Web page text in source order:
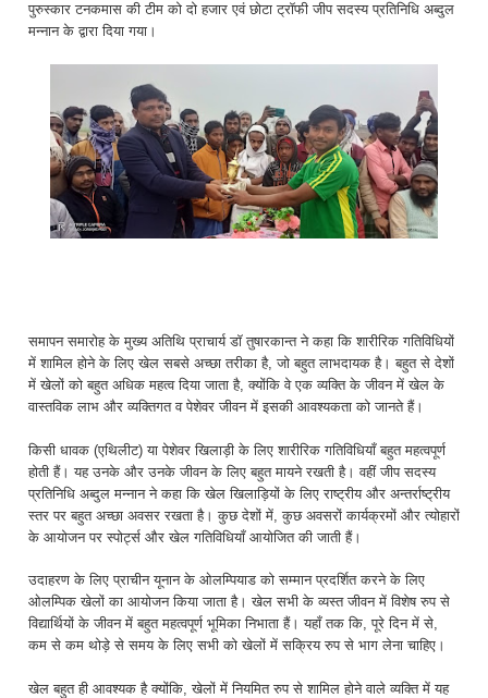
पुरुस्कार टनकमास की टीम को दो हजार एवं छोटा ट्रॉफी जीप सदस्य प्रतिनिधि अब्दुल
मन्नान के द्वारा दिया गया।
समापन समारोह के मुख्य अतिथि प्राचार्य डॉ तुषारकान्त ने कहा कि शारीरिक गतिविधियों
में शामिल होने के लिए खेल सबसे अच्छा तरीका है, जो बहुत लाभदायक है। बहुत से देशों
में खेलों को बहुत अधिक महत्व दिया जाता है, क्योंकि वे एक व्यक्ति के जीवन में खेल के
वास्तविक लाभ और व्यक्तिगत व पेशेवर जीवन में इसकी आवश्यकता को जानते हैं।
किसी धावक (एथिलीट) या पेशेवर खिलाड़ी के लिए शारीरिक गतिविधियाँ बहुत महत्वपूर्ण
होती हैं। यह उनके और उनके जीवन के लिए बहुत मायने रखती है। वहीं जीप सदस्य
प्रतिनिधि अब्दुल मन्नान ने कहा कि खेल खिलाड़ियों के लिए राष्ट्रीय और अन्तर्राष्ट्रीय
स्तर पर बहुत अच्छा अवसर रखता है। कुछ देशों में, कुछ अवसरों कार्यक्रमों और त्योहारों
के आयोजन पर स्पोर्ट्स और खेल गतिविधियाँ आयोजित की जाती हैं।
उदाहरण के लिए प्राचीन यूनान के ओलम्पियाड को सम्मान प्रदर्शित करने के लिए
ओलम्पिक खेलों का आयोजन किया जाता है। खेल सभी के व्यस्त जीवन में विशेष रुप से
विद्यार्थियों के जीवन में बहुत महत्वपूर्ण भूमिका निभाता हैं। यहाँ तक कि, पूरे दिन में से,
कम से कम थोड़े से समय के लिए सभी को खेलों में सक्रिय रुप से भाग लेना चाहिए।
खेल बहुत ही आवश्यक है क्योंकि, खेलों में नियमित रुप से शामिल होने वाले व्यक्ति में यह